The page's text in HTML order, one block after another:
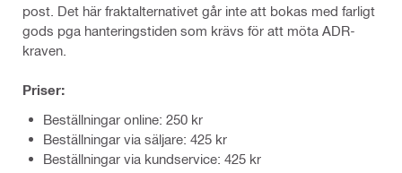
post. Det här fraktalternativet går inte att bokas med farligt
gods pga hanteringstiden som krävs för att möta ADR-
kraven.
Priser:
Beställningar online: 250 kr
Beställningar via säljare: 425 kr
Beställningar via kundservice: 425 kr